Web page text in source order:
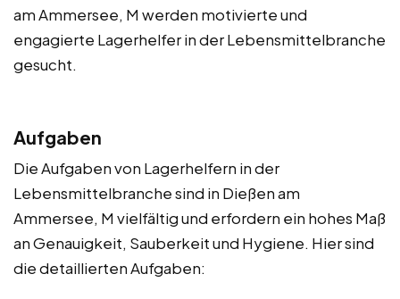
am Ammersee, M werden motivierte und
engagierte Lagerhelfer in der Lebensmittelbranche
gesucht.
Aufgaben
Die Aufgaben von Lagerhelfern in der
Lebensmittelbranche sind in Dießen am
Ammersee, M vielfältig und erfordern ein hohes Maß
an Genauigkeit, Sauberkeit und Hygiene. Hier sind
die detaillierten Aufgaben: